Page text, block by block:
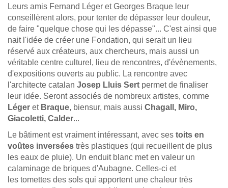
Leurs amis Fernand Léger et Georges Braque leur
conseillèrent alors, pour tenter de dépasser leur douleur,
de faire "quelque chose qui les dépasse"... C'est ainsi que
nait l'idée de créer une Fondation, qui serait un lieu
réservé aux créateurs, aux chercheurs, mais aussi un
véritable centre culturel, lieu de rencontres, d'évènements,
d'expositions ouverts au public. La rencontre avec
l'architecte catalan Josep Lluis Sert permet de finaliser
leur idée. Seront associés de nombreux artistes, comme
Léger et Braque, biensur, mais aussi Chagall, Miro,
Giacoletti, Calder...
Le bâtiment est vraiment intéressant, avec ses toits en
voûtes inversées très plastiques (qui recueillent de plus
les eaux de pluie). Un enduit blanc met en valeur un
calaminage de briques d'Aubagne. Celles-ci et
les tomettes des sols qui apportent une chaleur très